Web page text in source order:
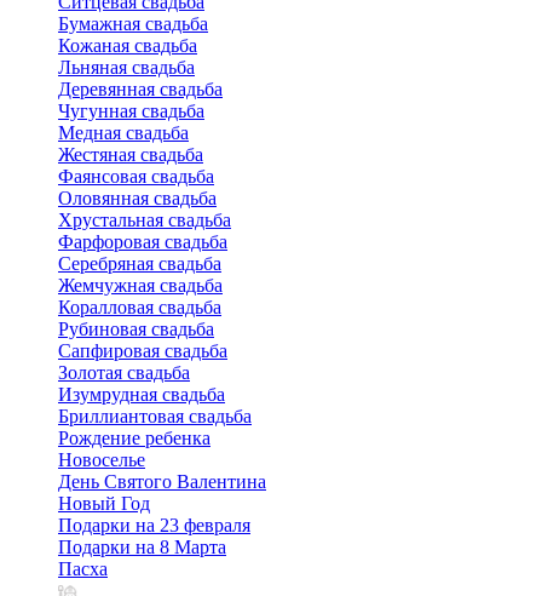
Бумажная свадьба
Кожаная свадьба
Льняная свадьба
Деревянная свадьба
Чугунная свадьба
Медная свадьба
Жестяная свадьба
Фаянсовая свадьба
Оловянная свадьба
Хрустальная свадьба
Фарфоровая свадьба
Серебряная свадьба
Жемчужная свадьба
Коралловая свадьба
Рубиновая свадьба
Сапфировая свадьба
Золотая свадьба
Изумрудная свадьба
Бриллиантовая свадьба
Рождение ребенка
Новоселье
День Святого Валентина
Новый Год
Подарки на 23 февраля
Подарки на 8 Марта
Пасха